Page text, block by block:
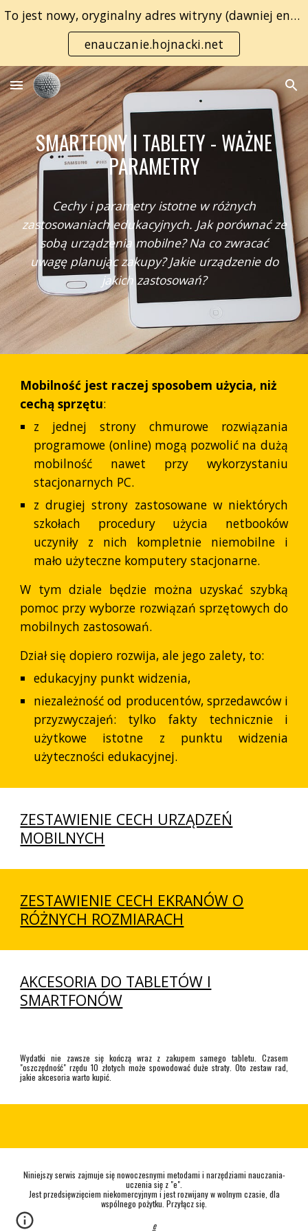
Skip to main content Skip to navigation
To jest nowy, oryginalny adres witryny (dawniej enauczanie.com):
enauczanie.hojnacki.net
SMARTFONY I TABLETY - WAŻNE
PARAMETRY
Cechy i parametry istotne w różnych
zastosowaniach edukacyjnych. Jak porównać ze
sobą urządzenia mobilne? Na co zwracać
uwagę planując zakupy? Jakie urządzenie do
jakich zastosowań?
Mobilność jest raczej sposobem użycia, niż
cechą sprzętu:
z jednej strony chmurowe rozwiązania
programowe (online) mogą pozwolić na dużą
mobilność nawet przy wykorzystaniu
stacjonarnych PC.
z drugiej strony zastosowane w niektórych
szkołach procedury użycia netbooków
uczyniły z nich kompletnie niemobilne i
mało użyteczne komputery stacjonarne.
W tym dziale będzie można uzyskać szybką
pomoc przy wyborze rozwiązań sprzętowych do
mobilnych zastosowań.
Dział się dopiero rozwija, ale jego zalety, to:
edukacyjny punkt widzenia,
niezależność od producentów, sprzedawców i
przyzwyczajeń: tylko fakty technicznie i
użytkowe istotne z punktu widzenia
użyteczności edukacyjnej.
ZESTAWIENIE CECH URZĄDZEŃ
MOBILNYCH
ZESTAWIENIE CECH EKRANÓW O
RÓŻNYCH ROZMIARACH
AKCESORIA DO TABLETÓW I
SMARTFONÓW
Wydatki nie zawsze się kończą wraz z zakupem samego tabletu. Czasem
"oszczędność" rzędu 10 złotych może spowodować duże straty. Oto zestaw rad,
jakie akcesoria warto kupić.
Niniejszy serwis zajmuje się nowoczesnymi metodami i narzędziami nauczania-
uczenia się z "e".
Jest przedsięwzięciem niekomercyjnym i jest rozwijany w wolnym czasie, dla
wspólnego pożytku. Przyłącz się.
e